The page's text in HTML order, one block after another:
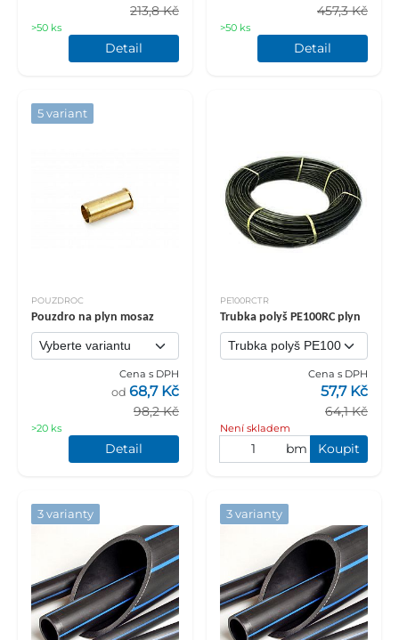
213,8 Kč
>50 ks
Detail
457,3 Kč
>50 ks
Detail
5 variant
POUZDROC
Pouzdro na plyn mosaz
Cena s DPH
98,2 Kč
od 68,7 Kč
>20 ks
Detail
PE100RCTR
Trubka polyš PE100RC plyn
Cena s DPH
64,1 Kč
57,7 Kč
Není skladem
bm Koupit
3 varianty 3 varianty